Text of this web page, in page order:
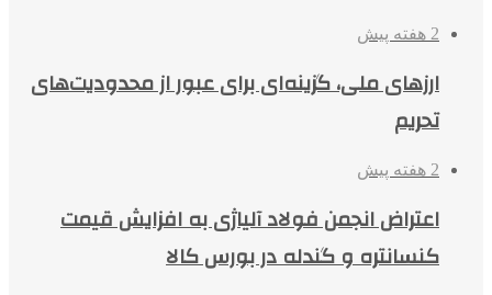
2 هفته پیش
ارزهای ملی، گزینه‌ای برای عبور از محدودیت‌های
تحریم
2 هفته پیش
اعتراض انجمن فولاد آلیاژی به افزایش قیمت
کنسانتره و گندله در بورس کالا